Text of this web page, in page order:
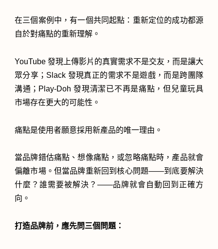
在三個案例中，有一個共同起點：重新定位的成功都源
自於對痛點的重新理解。
YouTube 發現上傳影片的真實需求不是交友，而是讓大
眾分享；Slack 發現真正的需求不是遊戲，而是跨團隊
溝通；Play-Doh 發現清潔已不再是痛點，但兒童玩具
市場存在更大的可能性。
痛點是使用者願意採用新產品的唯一理由。
當品牌錯估痛點、想像痛點，或忽略痛點時，產品就會
偏離市場。但當品牌重新回到核心問題——到底要解決
什麼？誰需要被解決？——品牌就會自動回到正確方
向。
打造品牌前，應先問三個問題：